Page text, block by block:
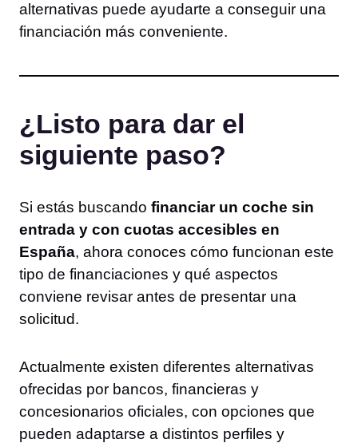
alternativas puede ayudarte a conseguir una
financiación más conveniente.
¿Listo para dar el
siguiente paso?
Si estás buscando financiar un coche sin
entrada y con cuotas accesibles en
España, ahora conoces cómo funcionan este
tipo de financiaciones y qué aspectos
conviene revisar antes de presentar una
solicitud.
Actualmente existen diferentes alternativas
ofrecidas por bancos, financieras y
concesionarios oficiales, con opciones que
pueden adaptarse a distintos perfiles y